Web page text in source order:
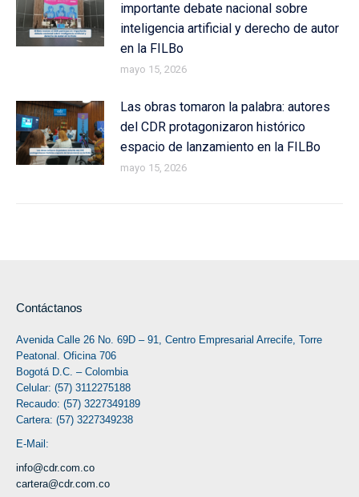
importante debate nacional sobre
inteligencia artificial y derecho de autor
en la FILBo
mayo 15, 2026
Las obras tomaron la palabra: autores
del CDR protagonizaron histórico
espacio de lanzamiento en la FILBo
mayo 15, 2026
Contáctanos
Avenida Calle 26 No. 69D – 91, Centro Empresarial Arrecife, Torre
Peatonal. Oficina 706
Bogotá D.C. – Colombia
Celular: (57) 3112275188
Recaudo: (57) 3227349189
Cartera: (57) 3227349238
E-Mail:
info@cdr.com.co
cartera@cdr.com.co